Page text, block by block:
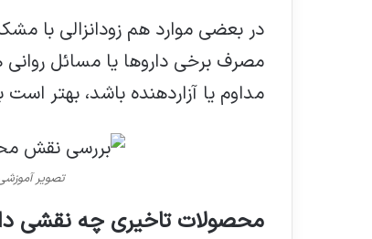
در بعضی موارد هم زودانزالی با
مصرف برخی داروها یا مسائل
مداوم یا آزاردهنده باشد،
تصویر
محصولات تاخیری چه نقشی